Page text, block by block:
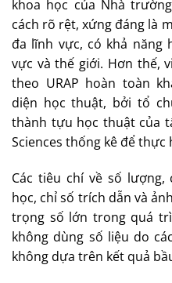
khoa học của Nhà
cách rõ rệt, xứng đáng là
đa lĩnh vực, có khả năng
vực và thế giới. Hơn thế,
theo URAP hoàn toàn
diện học thuật, bởi tổ
thành tựu học thuật của
Sciences thống kê để thực
Các tiêu chí về số
học, chỉ số trích dẫn và
trọng số lớn trong quá
không dùng số liệu do
không dựa trên kết quả